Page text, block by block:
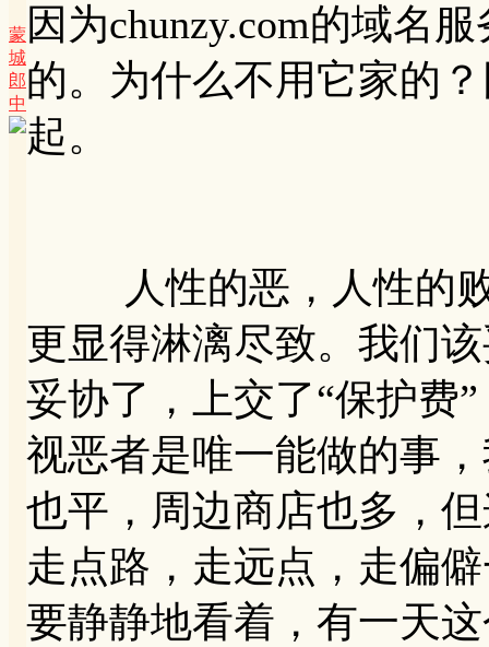
蒙
城
郎
中
因为chunzy.com的域名
的。为什么不用它家的
起。
人性的恶，人性的败
更显得淋漓尽致。我们
妥协了，上交了“保护费
视恶者是唯一能做的事
也平，周边商店也多，
走点路，走远点，走偏
要静静地看着，有一天